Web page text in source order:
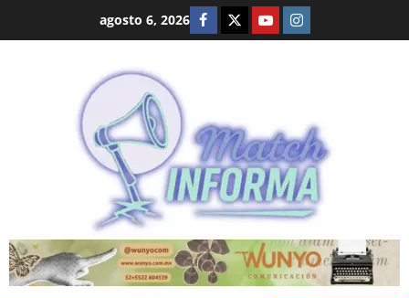
al
agosto 6, 2026 Facebook
TwitterYoutubeInstagram